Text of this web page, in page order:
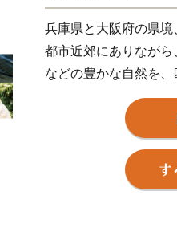
兵庫県と大阪府の県境
都市近郊にありなが
などの豊かな自然を
占める兵庫県立自然
住宅地として開発が
模商業施設のオープ
神都市圏にありなが
ており、現在では約3